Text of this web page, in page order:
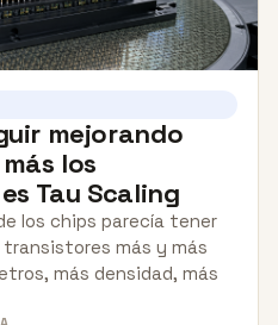
mejorando
los
Tau Scaling
los chips parecía tener
más y más
más densidad, más